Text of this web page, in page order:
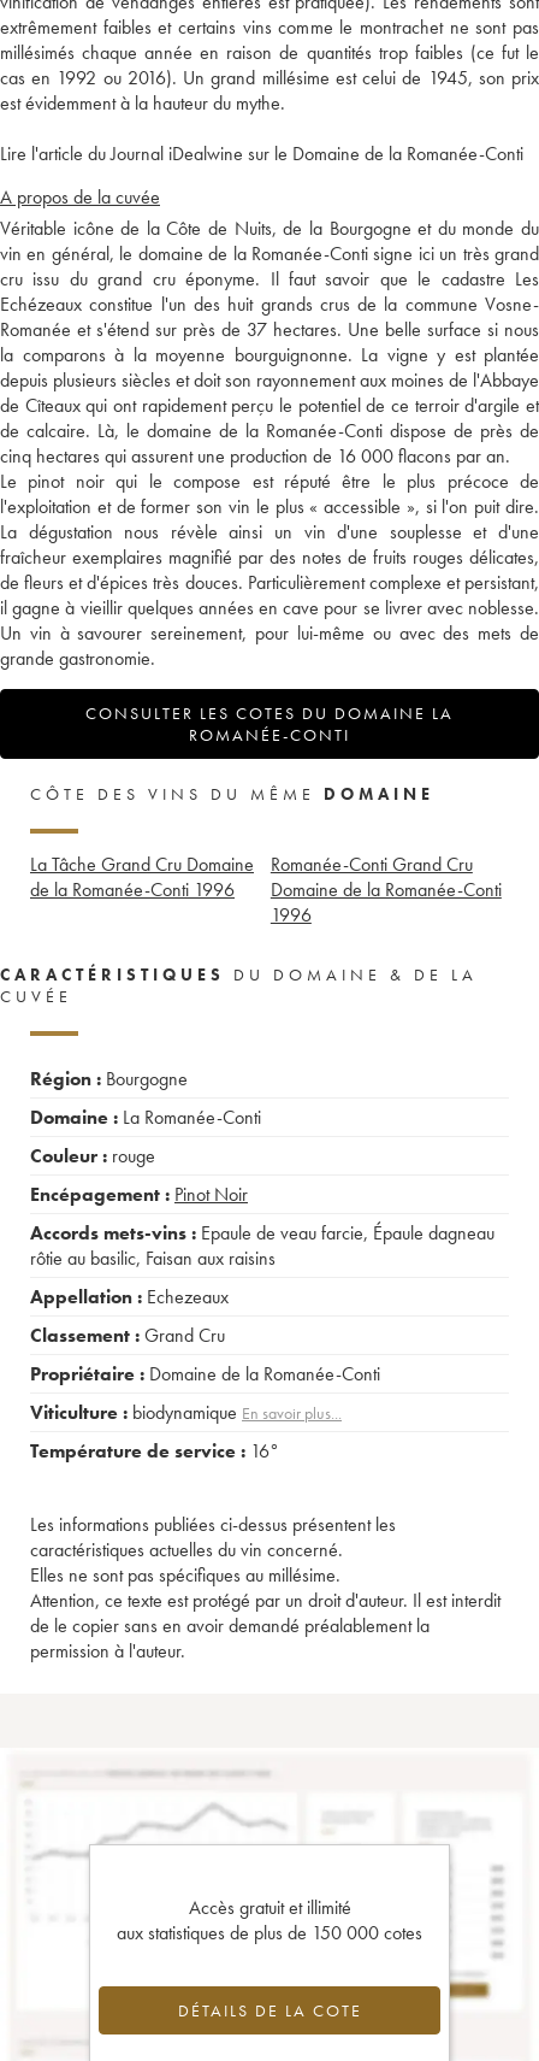
extrêmement faibles et certains vins comme le montrachet ne sont pas
millésimés chaque année en raison de quantités trop faibles (ce fut le
cas en 1992 ou 2016). Un grand millésime est celui de 1945, son prix
est évidemment à la hauteur du mythe.
Lire l'article du Journal iDealwine sur le Domaine de la Romanée-Conti
A propos de la cuvée
Véritable icône de la Côte de Nuits, de la Bourgogne et du monde du
vin en général, le domaine de la Romanée-Conti signe ici un très grand
cru issu du grand cru éponyme. Il faut savoir que le cadastre Les
Echézeaux constitue l'un des huit grands crus de la commune Vosne-
Romanée et s'étend sur près de 37 hectares. Une belle surface si nous
la comparons à la moyenne bourguignonne. La vigne y est plantée
depuis plusieurs siècles et doit son rayonnement aux moines de l'Abbaye
de Cîteaux qui ont rapidement perçu le potentiel de ce terroir d'argile et
de calcaire. Là, le domaine de la Romanée-Conti dispose de près de
cinq hectares qui assurent une production de 16 000 flacons par an.
Le pinot noir qui le compose est réputé être le plus précoce de
l'exploitation et de former son vin le plus « accessible », si l'on puit dire.
La dégustation nous révèle ainsi un vin d'une souplesse et d'une
fraîcheur exemplaires magnifié par des notes de fruits rouges délicates,
de fleurs et d'épices très douces. Particulièrement complexe et persistant,
il gagne à vieillir quelques années en cave pour se livrer avec noblesse.
Un vin à savourer sereinement, pour lui-même ou avec des mets de
grande gastronomie.
CONSULTER LES COTES DU DOMAINE LA
ROMANÉE-CONTI
CÔTE DES VINS DU MÊME DOMAINE
La Tâche Grand Cru Domaine
de la Romanée-Conti 1996
Romanée-Conti Grand Cru
Domaine de la Romanée-Conti
1996
CARACTÉRISTIQUES
DU DOMAINE & DE LA
CUVÉE
Région : Bourgogne
Domaine : La Romanée-Conti
Couleur : rouge
Encépagement : Pinot Noir
Accords mets-vins : Epaule de veau farcie, Épaule dagneau
rôtie au basilic, Faisan aux raisins
Appellation : Echezeaux
Classement :Grand Cru
Propriétaire : Domaine de la Romanée-Conti
Viticulture : biodynamique En savoir plus...
Température de service : 16°
Les informations publiées ci-dessus présentent les
caractéristiques actuelles du vin concerné.
Elles ne sont pas spécifiques au millésime.
Attention, ce texte est protégé par un droit d'auteur. Il est interdit
de le copier sans en avoir demandé préalablement la
permission à l'auteur.
Accès gratuit et illimité
aux statistiques de plus de 150 000 cotes
DÉTAILS DE LA COTE